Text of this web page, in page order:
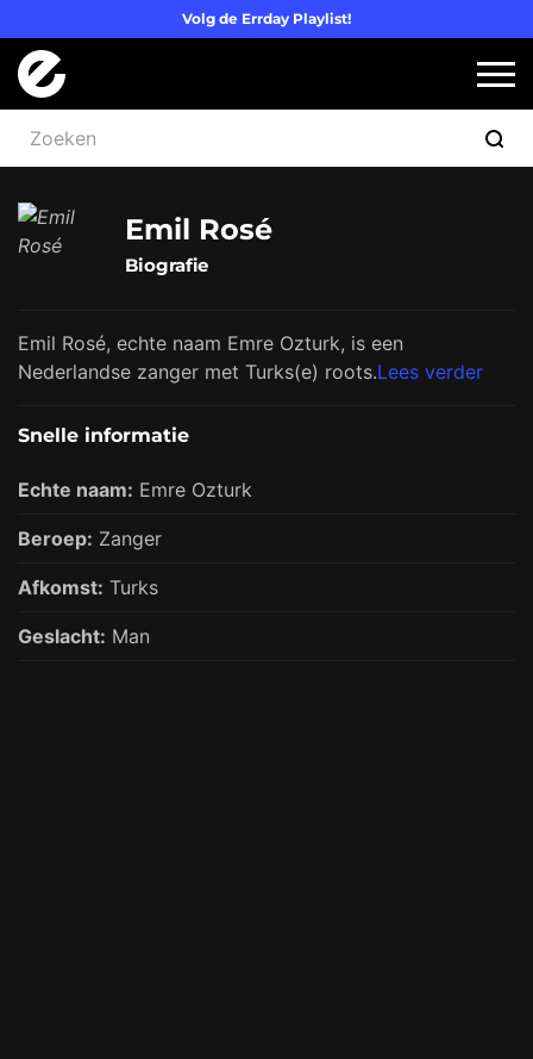
Volg de Errday Playlist!
Emil Rosé
Biografie
Emil Rosé, echte naam Emre Ozturk, is een
Nederlandse zanger met Turks(e) roots.Lees verder
Snelle informatie
Echte naam: Emre Ozturk
Beroep: Zanger
Afkomst: Turks
Geslacht: Man